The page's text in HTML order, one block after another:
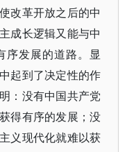
改革开放之后的中
成长逻辑又能与中
序发展的道路。显
起到了决定性的作
：没有中国共产党
得有序的发展；没
义现代化就难以获